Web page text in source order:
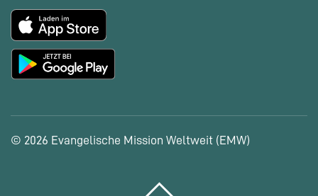
© 2026 Evangelische Mission Weltweit (EMW)